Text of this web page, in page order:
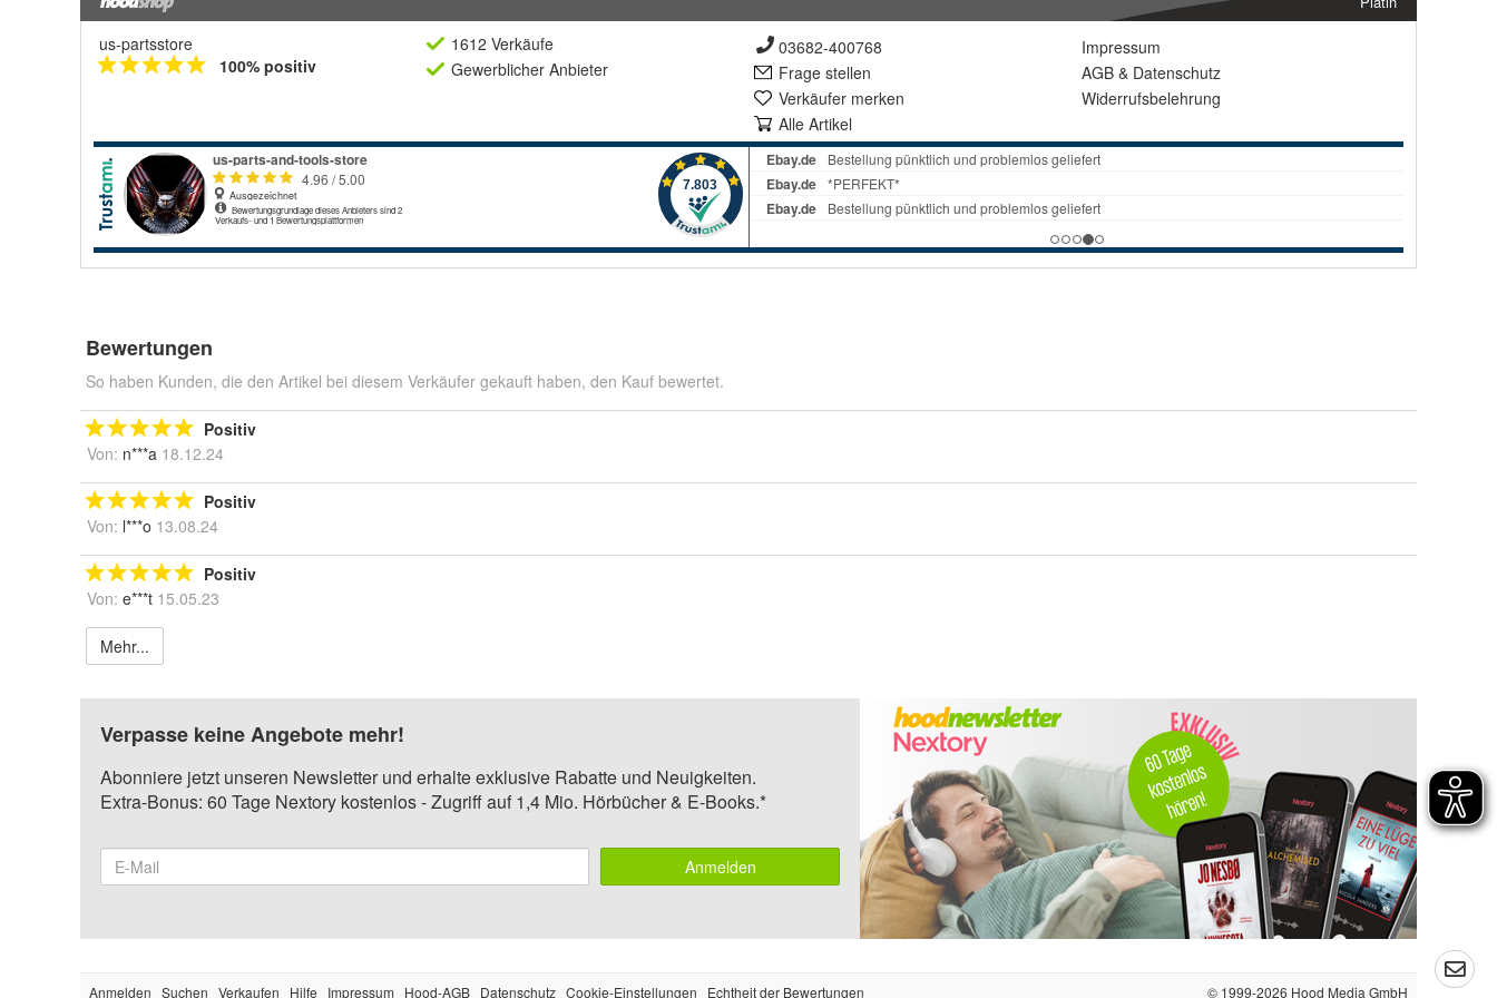
us-partsstore
100% positiv
1612 Verkäufe
Gewerblicher Anbieter
03682-400768
Frage stellen
Verkäufer merken
Alle Artikel
Impressum
AGB & Datenschutz
Widerrufsbelehrung
Bewertungen
So haben Kunden, die den Artikel bei diesem Verkäufer gekauft haben, den Kauf bewertet.
Positiv
Von: n***a 18.12.24
Positiv
Von: l***o 13.08.24
Positiv
Von: e***t 15.05.23
Mehr...
Verpasse keine Angebote mehr!
Abonniere jetzt unseren Newsletter und erhalte exklusive Rabatte und Neuigkeiten.
Extra-Bonus: 60 Tage Nextory kostenlos - Zugriff auf 1,4 Mio. Hörbücher & E-Books.*
Anmelden
Anmelden Suchen Verkaufen Hilfe Impressum Hood-AGB Datenschutz Cookie-Einstellungen Echtheit der Bewertungen © 1999-2026 Hood Media GmbH